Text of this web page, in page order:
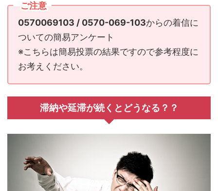
ご注意
0570069103 / 0570-069-103からの着信に
ついての簡易アンケート
※こちらは簡易投票の結果ですので参考程度に
お考えください。
滞納や延滞が続くとどうなる？？